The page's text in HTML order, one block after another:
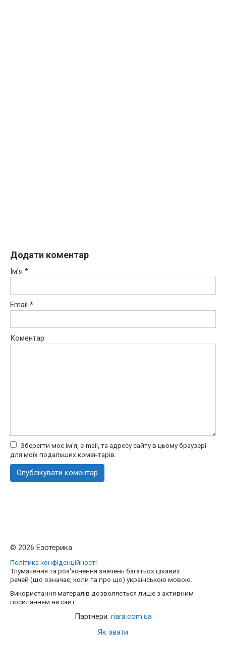
Додати коментар
Ім'я *
Email *
Коментар
Зберегти моє ім'я, e-mail, та адресу сайту в цьому браузері
для моїх подальших коментарів.
© 2026 Езотерика
Політика конфіденційності
Тлумачення та роз'яснення значень багатьох цікавих
речей (що означає, коли та про що) українською мовою.
Використання матералів дозволяється лише з активним
посиланням на сайт.
Партнери: riara.com.ua
Як звати